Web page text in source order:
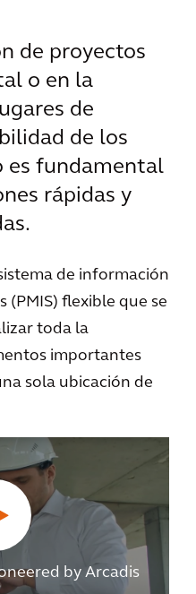
de proyectos
o en la
de
de los
es fundamental
rápidas y
de información
(PMIS) flexible que se
toda la
importantes
sola ubicación de
by Arcadis